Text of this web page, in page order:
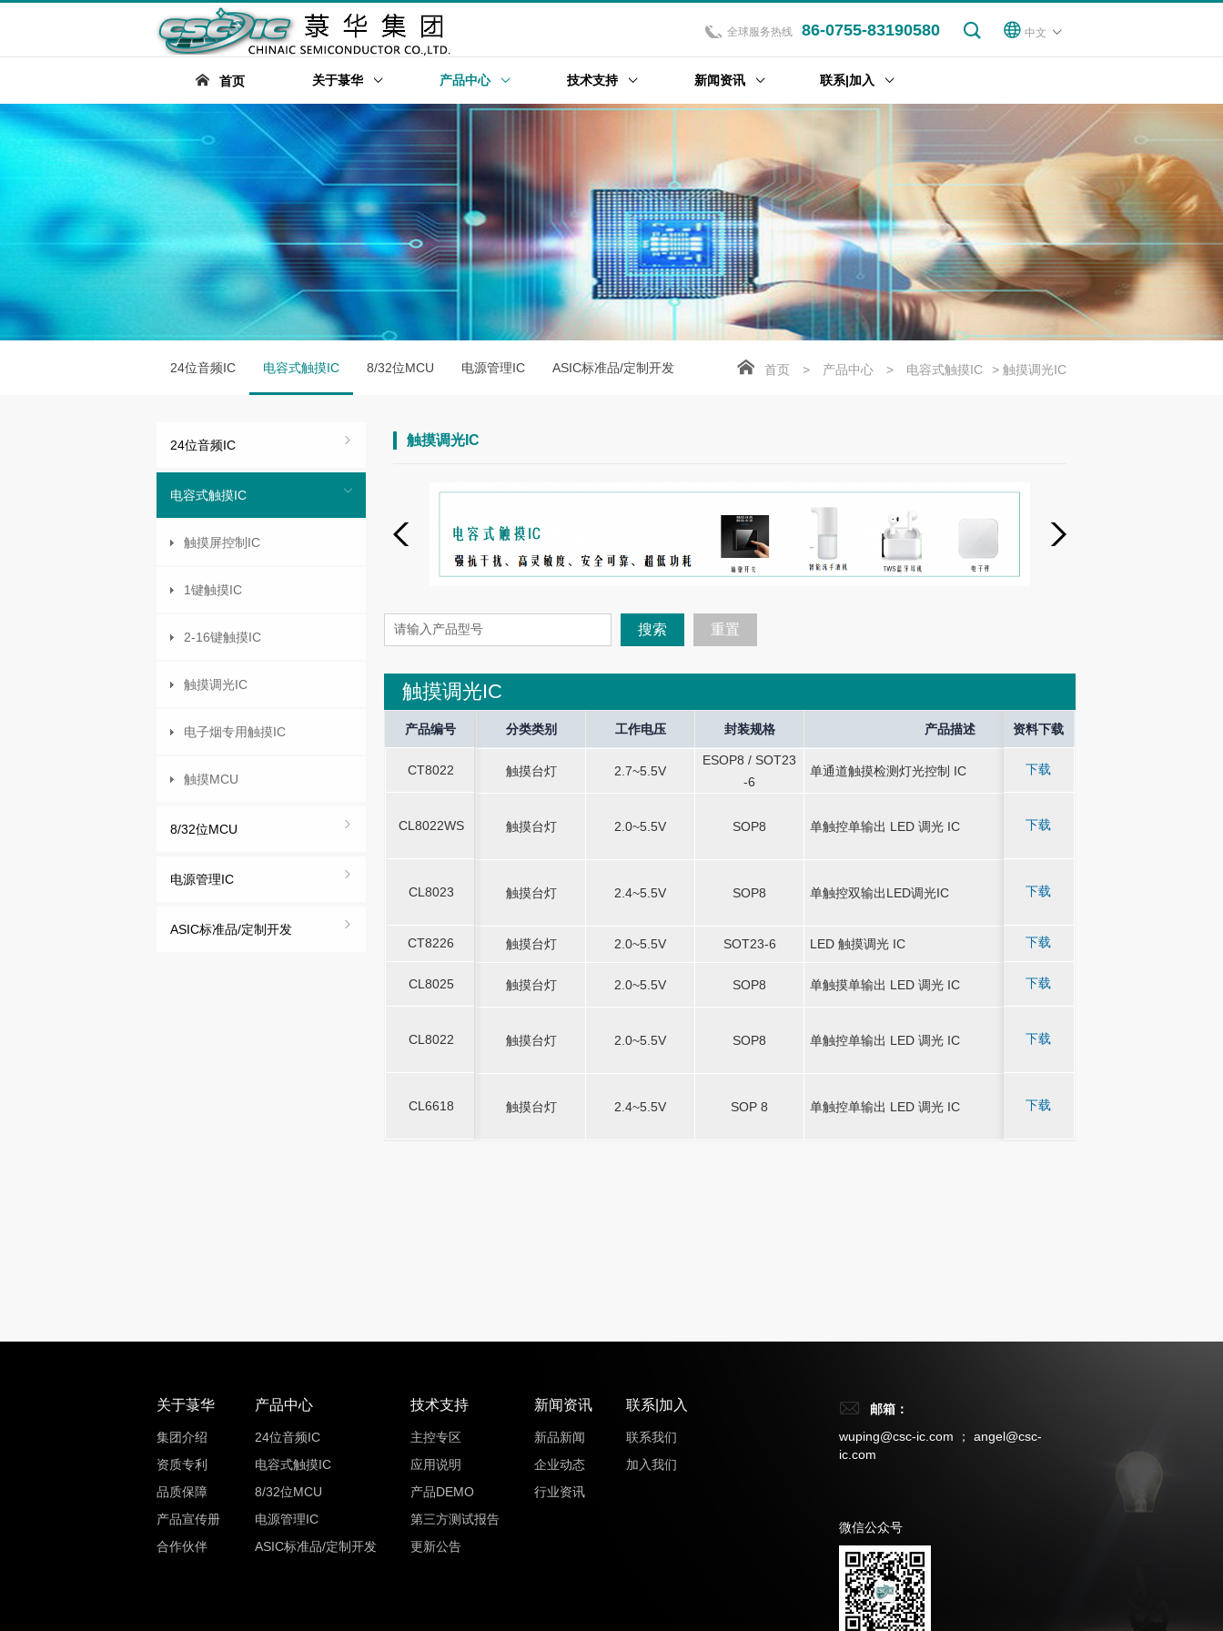
中文
全球服务热线 86-0755-83190580
首页 关于菉华 产品中心 技术支持 新闻资讯 联系|加入
24位音频IC 电容式触摸IC
24位音频IC
电容式触摸IC
触摸屏控制IC
1键触摸IC
2-16键触摸IC
触摸调光IC
电子烟专用触摸IC
触摸MCU
8/32位MCU
电源管理IC
ASIC标准品/定制开发
8/32位MCU 电源管理IC ASIC标准品/定制开发 首页 > 产品中心 > 电容式触摸IC > 触摸调光IC
触摸调光IC
搜索 重置
触摸调光IC
产品编号 分类类别 工作电压 封装规格 产品描述
CT8022 触摸台灯 2.7~5.5V
ESOP8 / SOT23
-6
单通道触摸检测灯光控制 IC
CL8022WS 触摸台灯 2.0~5.5V SOP8 单触控单输出 LED 调光 IC
CL8023 触摸台灯 2.4~5.5V SOP8 单触控双输出LED调光IC
CT8226
触摸台灯 2.0~5.5V SOT23-6 LED 触摸调光 IC
CL8025 触摸台灯 2.0~5.5V SOP8 单触摸单输出 LED 调光 IC
CL8022 触摸台灯 2.0~5.5V SOP8 单触控单输出 LED 调光 IC
CL6618 触摸台灯 2.4~5.5V SOP 8 单触控单输出 LED 调光 IC
产品编号 分类类别 工作电压 封装规格 产品描述
CT8022 触摸台灯 2.7~5.5V
ESOP8 / SOT23
-6
单通道触摸检测灯光控制 IC
CL8022WS 触摸台灯 2.0~5.5V SOP8 单触控单输出 LED 调光 IC
CL8023 触摸台灯 2.4~5.5V SOP8 单触控双输出LED调光IC
CT8226
触摸台灯 2.0~5.5V SOT23-6 LED 触摸调光 IC
CL8025 触摸台灯 2.0~5.5V SOP8 单触摸单输出 LED 调光 IC
CL8022 触摸台灯 2.0~5.5V SOP8 单触控单输出 LED 调光 IC
CL6618 触摸台灯 2.4~5.5V SOP 8 单触控单输出 LED 调光 IC
Interrupt LCD Mode Oscillator Current Operate Current Halt Current Stop Application 资料下载
- - - - 下载
- - - - - 下载
- - - - 下载
- - - - 下载
- - - - 下载
- - - - 下载
- - - - 下载
关于菉华
集团介绍
资质专利
品质保障
产品宣传册
合作伙伴
产品中心
24位音频IC
电容式触摸IC
8/32位MCU
电源管理IC
ASIC标准品/定制开发
技术支持
主控专区
应用说明
产品DEMO
第三方测试报告
更新公告
新闻资讯
新品新闻
企业动态
行业资讯
联系|加入
联系我们
加入我们
邮箱：
wuping@csc-ic.com ； angel@csc-
ic.com
微信公众号